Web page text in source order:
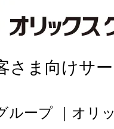
さま向けサ
ループ
オリ